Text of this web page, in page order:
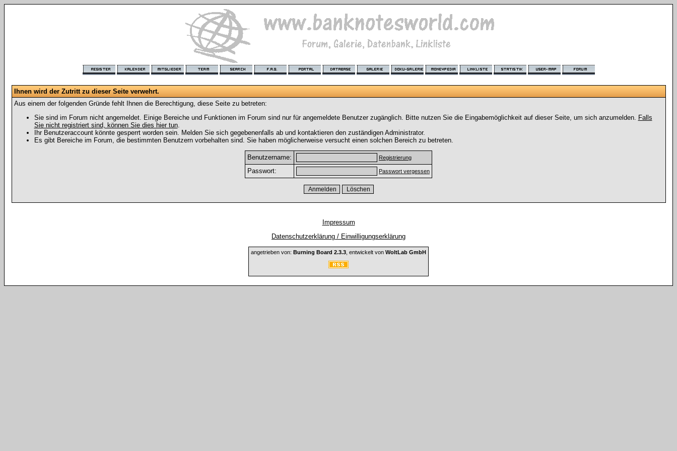
Ihnen wird der Zutritt zu dieser Seite verwehrt.
Aus einem der folgenden Gründe fehlt Ihnen die Berechtigung, diese Seite zu betreten:
Sie sind im Forum nicht angemeldet. Einige Bereiche und Funktionen im Forum sind nur für angemeldete Benutzer zugänglich. Bitte nutzen Sie die Eingabemöglichkeit auf dieser Seite, um sich anzumelden. Falls
Sie nicht registriert sind, können Sie dies hier tun.
Ihr Benutzeraccount könnte gesperrt worden sein. Melden Sie sich gegebenenfalls ab und kontaktieren den zuständigen Administrator.
Es gibt Bereiche im Forum, die bestimmten Benutzern vorbehalten sind. Sie haben möglicherweise versucht einen solchen Bereich zu betreten.
Benutzername: Registrierung
Passwort: Passwort vergessen
Impressum
Datenschutzerklärung / Einwilligungserklärung
angetrieben von: Burning Board 2.3.3 , entwickelt von WoltLab GmbH